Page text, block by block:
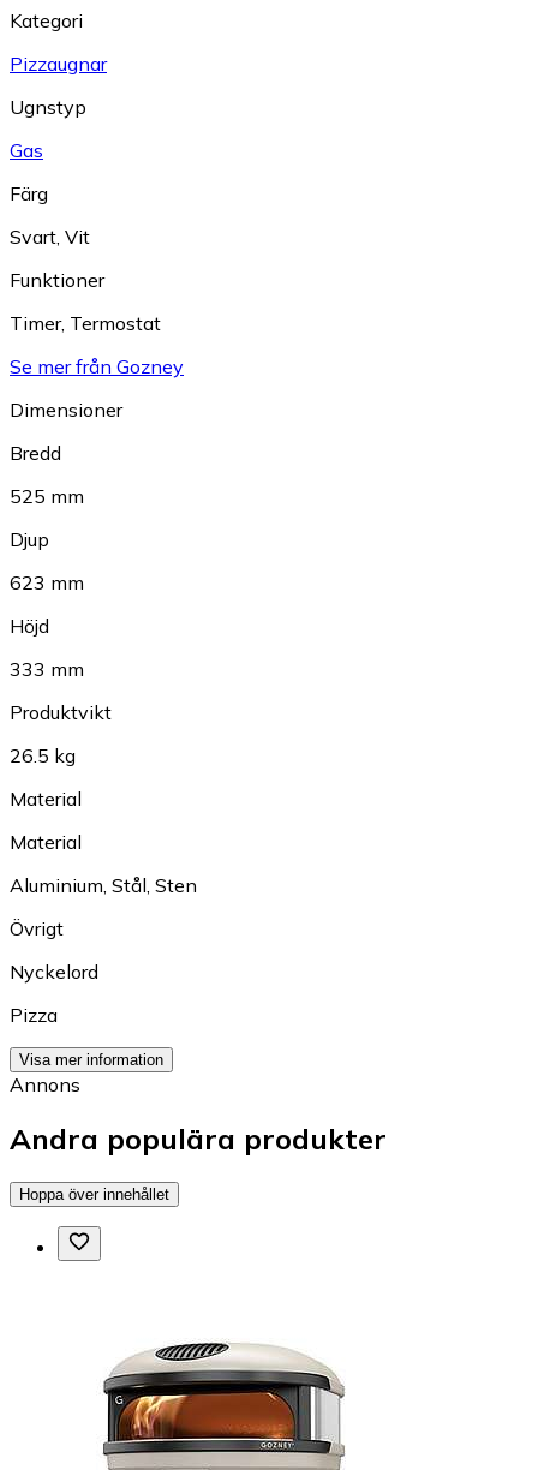
Kategori
Pizzaugnar
Ugnstyp
Gas
Färg
Svart, Vit
Funktioner
Timer, Termostat
Se mer från Gozney
Dimensioner
Bredd
525 mm
Djup
623 mm
Höjd
333 mm
Produktvikt
26.5 kg
Material
Material
Aluminium, Stål, Sten
Övrigt
Nyckelord
Pizza
Visa mer information
Annons
Andra populära produkter
Hoppa över innehållet